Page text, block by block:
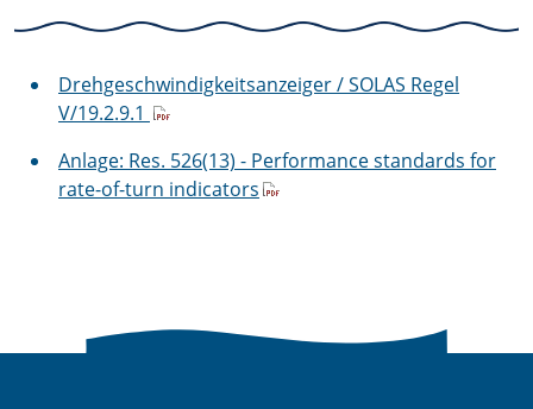
Drehgeschwindigkeitsanzeiger / SOLAS Regel
V/19.2.9.1
Anlage: Res. 526(13) - Performance standards for
rate-of-turn indicators